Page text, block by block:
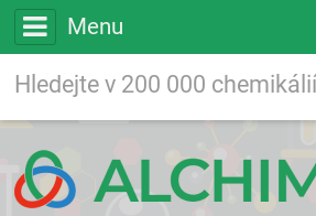
Menu
Vyhledávání